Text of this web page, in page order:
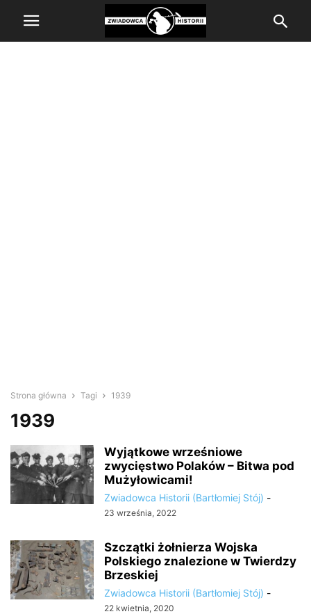
Strona główna Tagi 1939
1939
Wyjątkowe wrześniowe
zwycięstwo Polaków – Bitwa pod
Mużyłowicami!
Zwiadowca Historii (Bartłomiej Stój) -
23 września, 2022
Szczątki żołnierza Wojska
Polskiego znalezione w Twierdzy
Brzeskiej
Zwiadowca Historii (Bartłomiej Stój) -
22 kwietnia, 2020